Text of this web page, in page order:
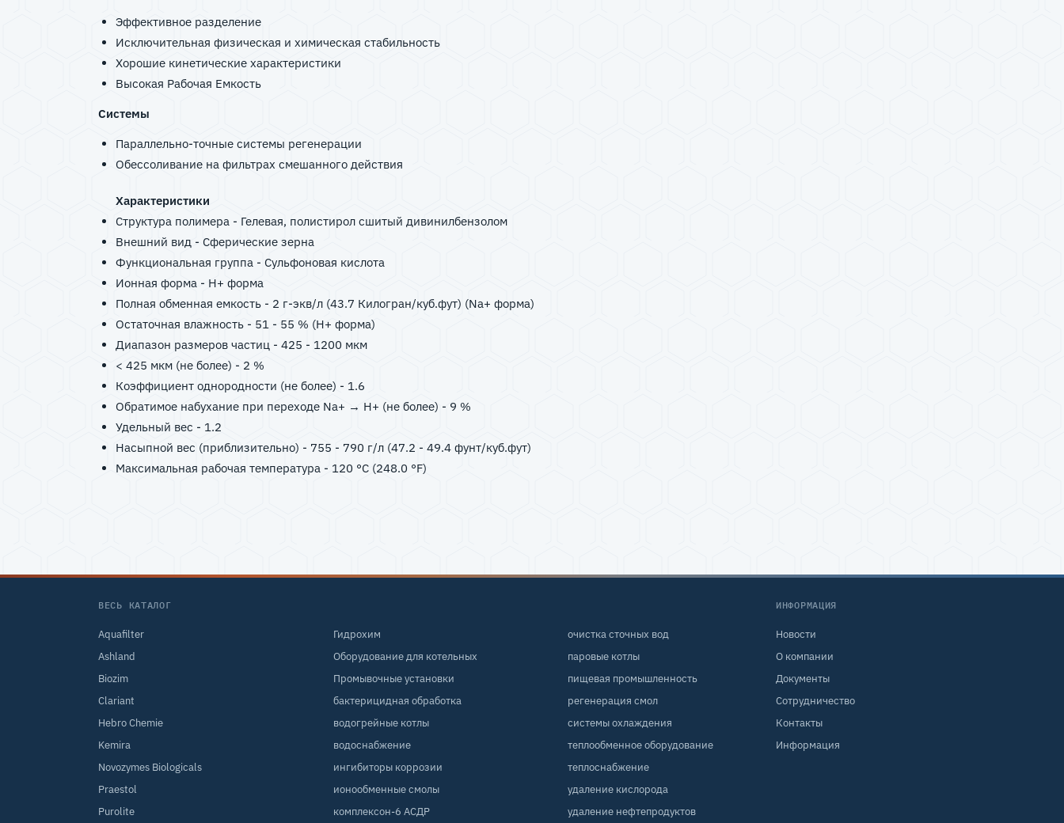
Эффективное разделение
Исключительная физическая и химическая стабильность
Хорошие кинетические характеристики
Высокая Рабочая Емкость
Системы
Параллельно-точные системы регенерации
Обессоливание на фильтрах смешанного действия
Характеристики
Структура полимера - Гелевая, полистирол сшитый дивинилбензолом
Внешний вид - Сферические зерна
Функциональная группа - Сульфоновая кислота
Ионная форма - H+ форма
Полная обменная емкость - 2 г-экв/л (43.7 Килогран/куб.фут) (Na+ форма)
Остаточная влажность - 51 - 55 % (H+ форма)
Диапазон размеров частиц - 425 - 1200 мкм
< 425 мкм (не более) - 2 %
Коэффициент однородности (не более) - 1.6
Обратимое набухание при переходе Na+ → H+ (не более) - 9 %
Удельный вес - 1.2
Насыпной вес (приблизительно) - 755 - 790 г/л (47.2 - 49.4 фунт/куб.фут)
Максимальная рабочая температура - 120 °C (248.0 °F)
ВЕСЬ КАТАЛОГ
Aquafilter
Ashland
Biozim
Clariant
Hebro Chemie
Kemira
Novozymes Biologicals
Praestol
Purolite
Гидрохим
Оборудование для котельных
Промывочные установки
бактерицидная обработка
водогрейные котлы
водоснабжение
ингибиторы коррозии
ионообменные смолы
комплексон-6 АСДР
очистка сточных вод
паровые котлы
пищевая промышленность
регенерация смол
системы охлаждения
теплообменное оборудование
теплоснабжение
удаление кислорода
удаление нефтепродуктов
ИНФОРМАЦИЯ
Новости
О компании
Документы
Сотрудничество
Контакты
Информация